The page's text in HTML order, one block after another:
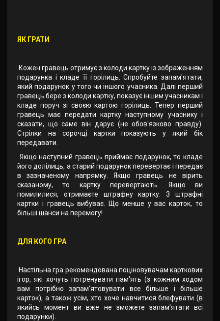
ЯК ГРАТИ
Кожен гравець отримує з колоди картку із зображенням
подарунка і кладе її горілиць. Спробуйте запам'ятати,
який подарунок у того чи іншого учасника. Далі перший
гравець бере з колоди картку, показує іншим учасникам і
кладе поруч зі своєю картою горілиць. Тепер перший
гравець має передати картку наступному учаснику і
сказати, що саме він дарує (не обов'язково правду).
Стрілки на сорочці картки показують у який бік
передавати.
Якщо наступний гравець приймає подарунок, то кладе
його долілиць, а старий подарунок перевертає і передає
в зазначеному напрямку. Якщо гравець не вірить
сказаному, то картку перевертають. Якщо ви
помилилися, отримаєте штрафну картку. 3 штрафні
картки і гравець вибуває. Що менше у вас карток, то
більші шанси на перемогу!
ДЛЯ КОГО ГРА
Настільна гра рекомендована поціновувачам карткових
ігор, які хочуть потренувати пам'ять (з кожним ходом
вам потрібно запам'ятовувати все більше і більше
карток), а також усім, хто хоче навчитися блефувати (в
якийсь момент ви вже не зможете запам'ятати всі
подарунки).